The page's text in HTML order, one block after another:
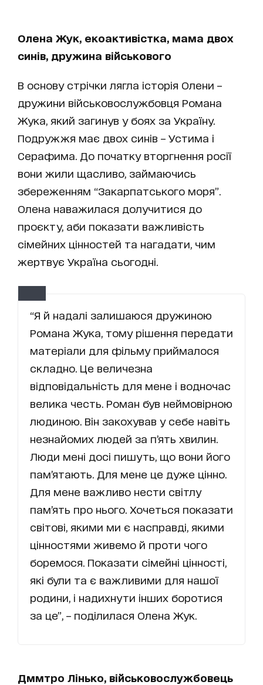
Олена Жук, екоактивістка, мама двох
синів, дружина військового
В основу стрічки лягла історія Олени –
дружини військовослужбовця Романа
Жука, який загинув у боях за Україну.
Подружжя має двох синів – Устима і
Серафима. До початку вторгнення росії
вони жили щасливо, займаючись
збереженням “Закарпатського моря”.
Олена наважилася долучитися до
проєкту, аби показати важливість
сімейних цінностей та нагадати, чим
жертвує Україна сьогодні.
“Я й надалі залишаюся дружиною
Романа Жука, тому рішення передати
матеріали для фільму приймалося
складно. Це величезна
відповідальність для мене і водночас
велика честь. Роман був неймовірною
людиною. Він закохував у себе навіть
незнайомих людей за п’ять хвилин.
Люди мені досі пишуть, що вони його
пам’ятають. Для мене це дуже цінно.
Для мене важливо нести світлу
пам’ять про нього. Хочеться показати
світові, якими ми є насправді, якими
цінностями живемо й проти чого
боремося. Показати сімейні цінності,
які були та є важливими для нашої
родини, і надихнути інших боротися
за це”, – поділилася Олена Жук.
Дммтро Лінько, військовослужбовець